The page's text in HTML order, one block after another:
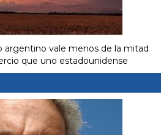
argentino vale menos de la mitad
que uno estadounidense